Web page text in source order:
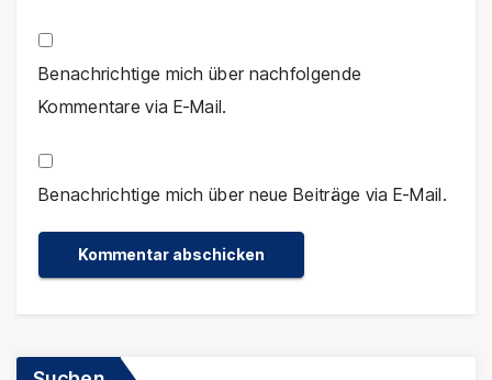
Benachrichtige mich über nachfolgende
Kommentare via E-Mail.
Benachrichtige mich über neue Beiträge via E-Mail.